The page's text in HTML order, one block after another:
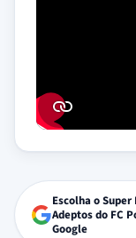
Escolha o
Adeptos do FC
Google